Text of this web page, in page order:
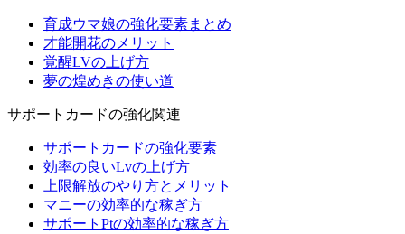
育成ウマ娘の強化要素まとめ
才能開花のメリット
覚醒LVの上げ方
夢の煌めきの使い道
サポートカードの強化関連
サポートカードの強化要素
効率の良いLvの上げ方
上限解放のやり方とメリット
マニーの効率的な稼ぎ方
サポートPtの効率的な稼ぎ方